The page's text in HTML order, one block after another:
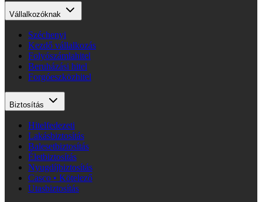
Vállalkozóknak
Széchenyi
Kezdő vállalkozás
Folyószámlahitel
Beruházási hitel
Forgóeszközhitel
Biztosítás
Hitelfedezeti
Lakásbiztosítás
Balesetbiztosítás
Életbiztosítás
Nyugdíjbiztosítás
Casco • Kötelező
Utasbiztosítás